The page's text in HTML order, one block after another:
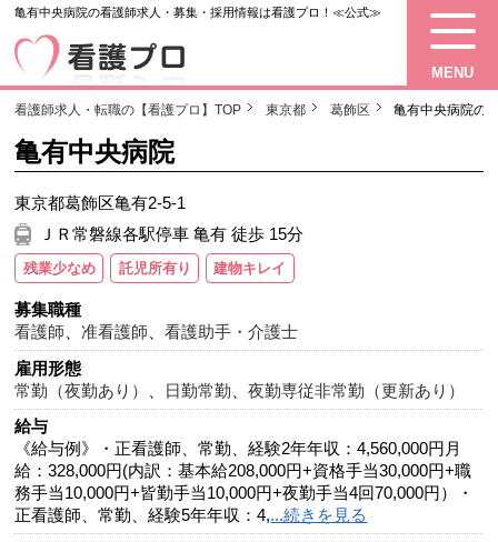
亀有中央病院の看護師求人・募集・採用情報は看護プロ！≪公式≫
MENU
看護師求人・転職の【看護プロ】TOP 東京都 葛飾区 亀有中央病院の
亀有中央病院
東京都葛飾区亀有2-5-1
ＪＲ常磐線各駅停車 亀有 徒歩 15分
残業少なめ 託児所有り 建物キレイ
募集職種
看護師 、准看護師 、看護助手・介護士
雇用形態
常勤（夜勤あり）
日勤常勤 、夜勤専従非常勤（更新あり）
給与
《給与例》・正看護師、常勤、経験2年年収：4,560,000円月
給：328,000円(内訳：基本給208,000円+資格手当30,000円+職
務手当10,000円+皆勤手当10,000円+夜勤手当4回70,000円）・
正看護師、常勤、経験5年年収：4,...続きを見る